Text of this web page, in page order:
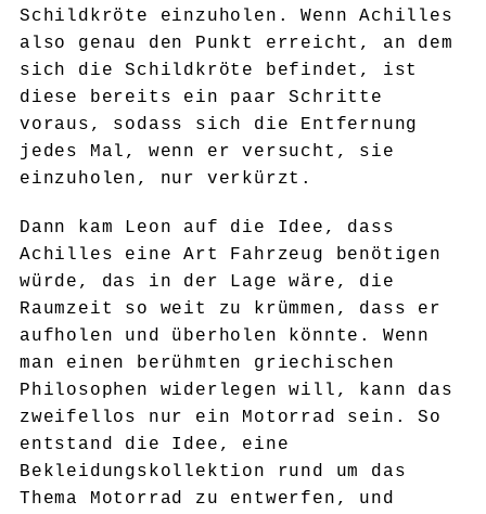
Schildkröte einzuholen. Wenn Achilles
also genau den Punkt erreicht, an dem
sich die Schildkröte befindet, ist
diese bereits ein paar Schritte
voraus, sodass sich die Entfernung
jedes Mal, wenn er versucht, sie
einzuholen, nur verkürzt.
Dann kam Leon auf die Idee, dass
Achilles eine Art Fahrzeug benötigen
würde, das in der Lage wäre, die
Raumzeit so weit zu krümmen, dass er
aufholen und überholen könnte. Wenn
man einen berühmten griechischen
Philosophen widerlegen will, kann das
zweifellos nur ein Motorrad sein. So
entstand die Idee, eine
Bekleidungskollektion rund um das
Thema Motorrad zu entwerfen, und